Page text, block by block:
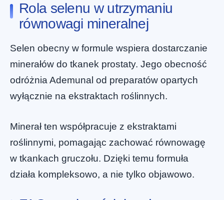
Rola selenu w utrzymaniu
równowagi mineralnej
Selen obecny w formule wspiera dostarczanie
minerałów do tkanek prostaty. Jego obecność
odróżnia Ademunal od preparatów opartych
wyłącznie na ekstraktach roślinnych.
Minerał ten współpracuje z ekstraktami
roślinnymi, pomagając zachować równowagę
w tkankach gruczołu. Dzięki temu formuła
działa kompleksowo, a nie tylko objawowo.